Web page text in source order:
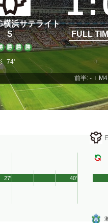
横浜サテライト
S
勝 勝 勝
FULL
74'
前半: -
40'
27'